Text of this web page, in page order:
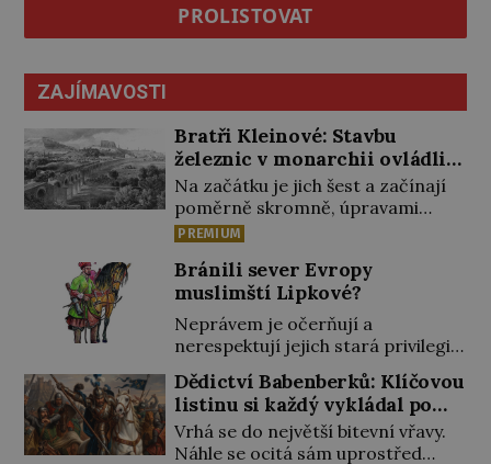
PROLISTOVAT
ZAJÍMAVOSTI
Bratři Kleinové: Stavbu
železnic v monarchii ovládli
samouci
Na začátku je jich šest a začínají
poměrně skromně, úpravami
zahrad, rybníků a parků. Postupně
Během 40 let vybudují na území
monarchie třetinu všech tratí,
tedy asi 3500 kilometrů! Ohromně
na tom zbohatnou… Podnikavého
ducha zdědí bratři Kleinové po
otci Johannovi (1756–1835), který
má malý statek na Jesenicku […]
PREMIUM
Bránili sever Evropy
muslimští Lipkové?
Neprávem je očerňují a
nerespektují jejich stará privilegia.
dohodnutý žold! Lipkové proti
těmto „podrazům“ hlasitě
protestují, jenže spravedlnosti
nedosáhnou. Proto se rozhodnou
Dědictví Babenberků: Klíčovou
listinu si každý vykládal po
svém
Vrhá se do největší bitevní vřavy.
Náhle se ocitá sám uprostřed